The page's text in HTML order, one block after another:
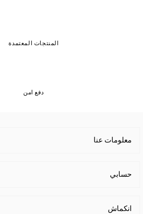
المنتجات المعتمدة
دفع امن
معلومات عنا
حسابي
انكماش